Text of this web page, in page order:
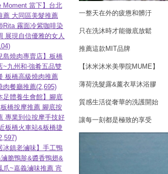
一整天在外的疲憊和髒汙
只在洗沐時才能徹底放鬆
推薦這款MIT品牌
【沐米沐米美學院MUME】
薄荷洗髮露&薰衣草沐浴膠
質感生活從奢華的洗護開始
讓每一刻都是極致的享受
Moment 當下】台北
薦 大同區美髮推薦
Rita 霧面冷紫咖啡染
展現自信優雅的女人
島燒肉專賣店】板橋
~九州和‧強肴五品雙
板橋高級燒肉推薦
肉餐廳推薦(2,695)
足體養生會館】腳底
橋按摩推薦 腳底按
專業到位按摩手技好
板橋火車站&板橋捷
冰鎮老滷味】手工鴨
脆鴨胗&醬香鴨翅&
爪~嘉義滷味推薦 宵